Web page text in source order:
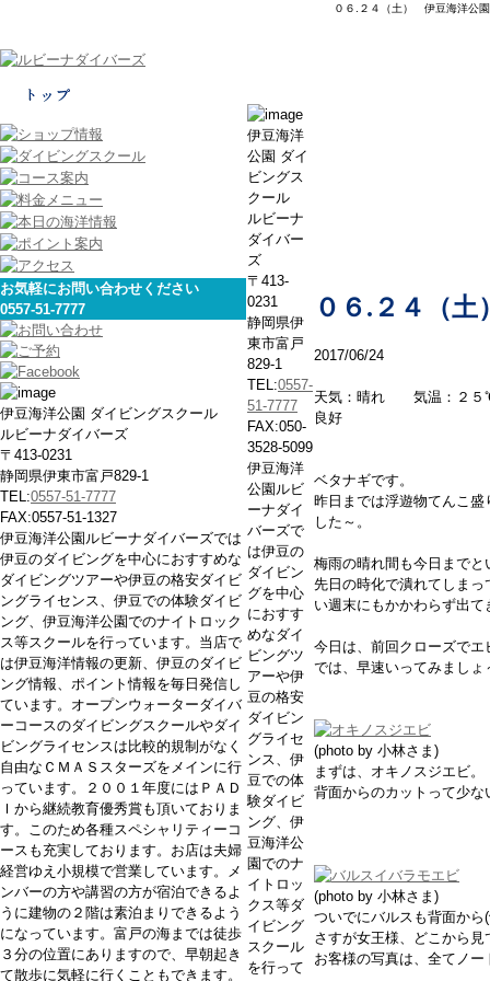
０６.２４（土） 伊豆海洋公園
お気軽にお問い合わせください
0557-51-7777
伊豆海洋公園 ダイビングスクール
ルビーナダイバーズ
〒413-0231
静岡県伊東市富戸829-1
TEL:0557-51-7777
FAX:0557-51-1327
伊豆海洋公園ルビーナダイバーズでは
伊豆のダイビングを中心におすすめな
ダイビングツアーや伊豆の格安ダイビ
ングライセンス、伊豆での体験ダイビ
ング、伊豆海洋公園でのナイトロック
ス等スクールを行っています。当店で
は伊豆海洋情報の更新、伊豆のダイビ
ング情報、ポイント情報を毎日発信し
ています。オープンウォーターダイバ
ーコースのダイビングスクールやダイ
ビングライセンスは比較的規制がなく
自由なＣＭＡＳスターズをメインに行
っています。２００１年度にはＰＡＤ
Ｉから継続教育優秀賞も頂いておりま
す。このため各種スペシャリティーコ
ースも充実しております。お店は夫婦
経営ゆえ小規模で営業しています。メ
ンバーの方や講習の方が宿泊できるよ
うに建物の２階は素泊まりできるよう
になっています。富戸の海までは徒歩
３分の位置にありますので、早朝起き
て散歩に気軽に行くこともできます。
０６.２４（
2017/06/24
天気：晴れ 気温：２
良好
ベタナギです。
昨日までは浮遊物てんこ
した～。
梅雨の晴れ間も今日まで
先日の時化で潰れてしま
い週末にもかかわらず出
今日は、前回クローズで
では、早速いってみましょ
(photo by 小林さま)
まずは、オキノスジエビ。
背面からのカットって少
(photo by 小林さま)
ついでにバルスも背面から
さすが女王様、どこから
お客様の写真は、全てノ
伊豆海洋
公園 ダイ
ビングス
クール
ルビーナ
ダイバー
ズ
〒413-
0231
静岡県伊
東市富戸
829-1
TEL:0557-
51-7777
FAX:050-
3528-5099
伊豆海洋
公園ルビ
ーナダイ
バーズで
は伊豆の
ダイビン
グを中心
におすす
めなダイ
ビングツ
アーや伊
豆の格安
ダイビン
グライセ
ンス、伊
豆での体
験ダイビ
ング、伊
豆海洋公
園でのナ
イトロッ
クス等ダ
イビング
スクール
を行って